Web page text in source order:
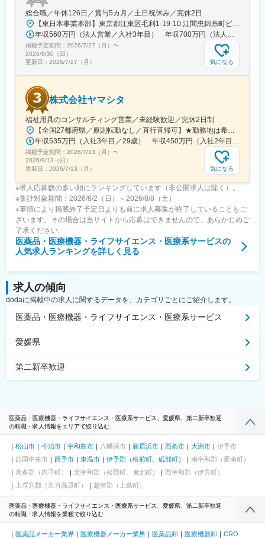
総合職／年休126日／賞与5カ月／土日祝休み／完休2日
【東日本事業本部】東京都江東区毛利1-19-10 江間忠錦糸町ビル※訪問先からの直行直帰が可能です！＜アクセス＞・JR総武線（快速・各駅停車）／東京メトロ半蔵門線 錦糸町駅より徒歩5分・東京メトロ半蔵門線／都営新宿線 住吉駅より徒歩5分※受動喫煙対策:屋内全面禁煙
年収560万円（法人営業／入社3年目） 年収700万円（法人営業・チームリーダー／入社5年目）
掲載予定期間： 2026/7/27（月） 〜
2026/8/30（日）
更新日： 2026/7/27（月） 気になる
株式会社ヤマシタ
福祉用具のコンサルティング営業／未経験歓迎／完休2日制
【全国27都府県／原則転勤なし／直行直帰可】★勤務地は希望を考慮★拠点により車通勤OK※充足状況により、ご希望の勤務地での募集が終了している場合があります。※転居を伴う転勤の有無は、半年ごとに希望を伺い、選択いただけます。■東北■・宮城県（仙台市）■関東■・東京都（東京23区など）・神奈川県（横浜市など）・埼玉県（さいたま市など）・千葉県（千葉市など）・茨城県（水戸市）・栃木県（宇都宮市／足利市）・群馬県（前橋市）■東海■・愛知県（名古屋市／豊田市／豊橋市／小牧市）・静岡県（静岡市／浜松市／沼津市／焼津市／富士市）・岐阜県（岐阜市）・三重県（四日市市）■信越・北陸■・長野県（長野市）・山梨県（甲府市）・石川県（金沢市）・富山県（富山市）・福井県（福井市）■関西■・大阪府・兵庫県（神戸市／尼崎市／姫路市）・京都府（京都市）・奈良県（奈良市／天理市）・滋賀県（大津市／彦根市）・和歌山県（和歌山市／田辺市）■中国■・広島県（広島市）・岡山県（岡山市）■四国■・香川県（高松市）■九州■・福岡県（福岡市）
年収535万円（入社3年目／29歳） 年収450万円（入社2年目／26歳）
掲載予定期間： 2026/7/13（月） 〜
2026/9/13（日）
更新日： 2026/7/13（月） 気になる
※求人応募数の多い順にランキングしています（非公開求人は除く）。
※集計対象期間：2026/8/2（日）～2026/8/8（土）
※事情により掲載終了予定日よりも前に求人募集が終了していることもご
ざいます。その場合は当サイトから応募はできませんので、あらかじめご
了承ください。
医薬品・医療機器・ライフサイエンス・医療系サービスの
人気求人ランキングを詳しく見る
求人の傾向
dodaに掲載中の求人に関するデータを、カテゴリごとにご紹介します。
医薬品・医療機器・ライフサイエンス・医療系サービス
愛媛県
第二新卒歓迎
医薬品・医療機器・ライフサイエンス・医療系サービス、愛媛県、第二新卒歓迎
の転職・求人情報をエリアで絞り込む
松山市 今治市 宇和島市 八幡浜市 新居浜市 西条市 大洲市
伊予市
四国中央市
西予市 東温市 伊予郡（松前町、砥部町）
南宇和郡（愛南町）
喜多郡（内子町）
北宇和郡（松野町、鬼北町）
西宇和郡（伊方町）
上浮穴郡（久万高原町）
越智郡（上島町）
医薬品・医療機器・ライフサイエンス・医療系サービス、愛媛県、第二新卒歓迎
の転職・求人情報を業種で絞り込む
医薬品メーカー業界 医療機器メーカー業界 医薬品卸 医療機器卸
CRO